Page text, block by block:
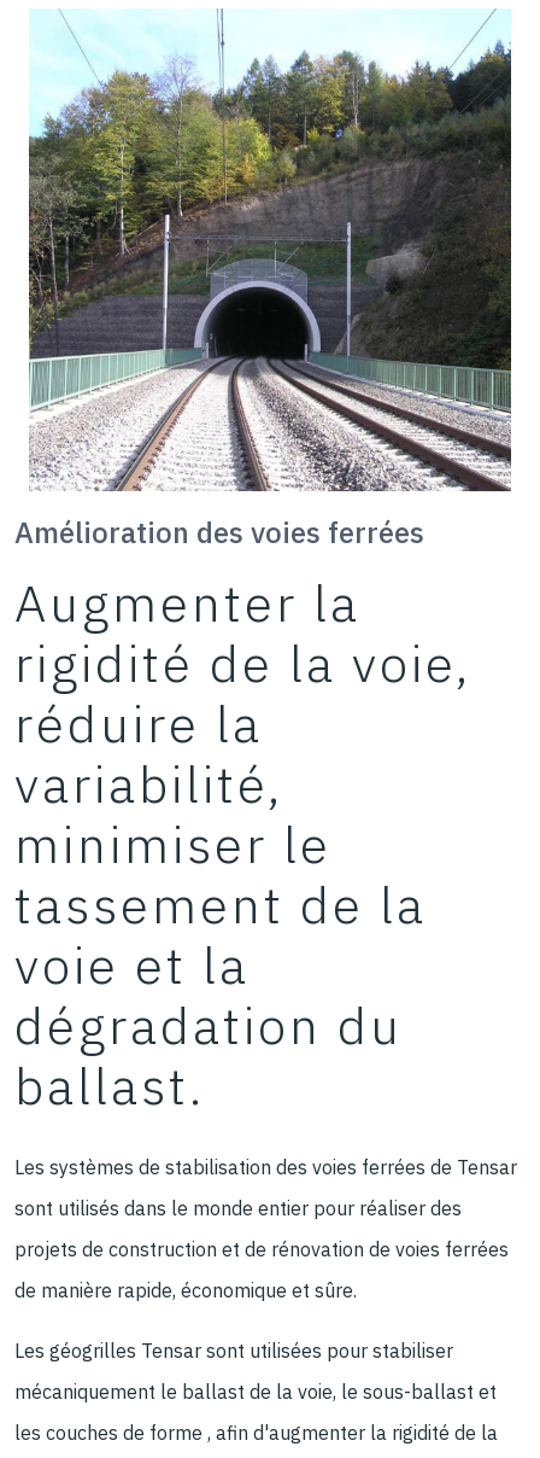
Amélioration des voies ferrées
Augmenter la
rigidité de la voie,
réduire la
variabilité,
minimiser le
tassement de la
voie et la
dégradation du
ballast.
Les systèmes de stabilisation des voies ferrées de Tensar
sont utilisés dans le monde entier pour réaliser des
projets de construction et de rénovation de voies ferrées
de manière rapide, économique et sûre.
Les géogrilles Tensar sont utilisées pour stabiliser
mécaniquement le ballast de la voie, le sous-ballast et
les couches de forme , afin d'augmenter la rigidité de la